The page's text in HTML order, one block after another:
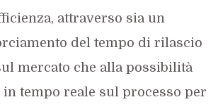
attraverso sia un
del tempo di rilascio
mercato che alla possibilità
tempo reale sul processo per